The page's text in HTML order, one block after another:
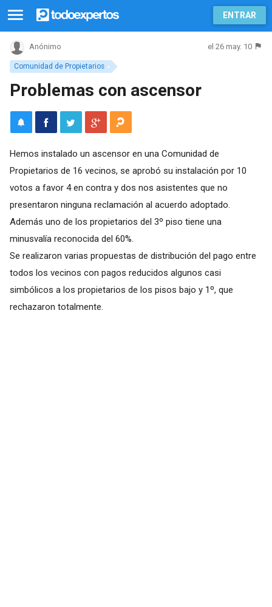
ENTRAR
Comunidad de Propietarios
Anónimo el 26 may. 10
Problemas con ascensor
Hemos instalado un ascensor en una Comunidad de
Propietarios de 16 vecinos, se aprobó su instalación por 10
votos a favor 4 en contra y dos nos asistentes que no
presentaron ninguna reclamación al acuerdo adoptado.
Además uno de los propietarios del 3º piso tiene una
minusvalía reconocida del 60%.
Se realizaron varias propuestas de distribución del pago entre
todos los vecinos con pagos reducidos algunos casi
simbólicos a los propietarios de los pisos bajo y 1º, que
rechazaron totalmente.